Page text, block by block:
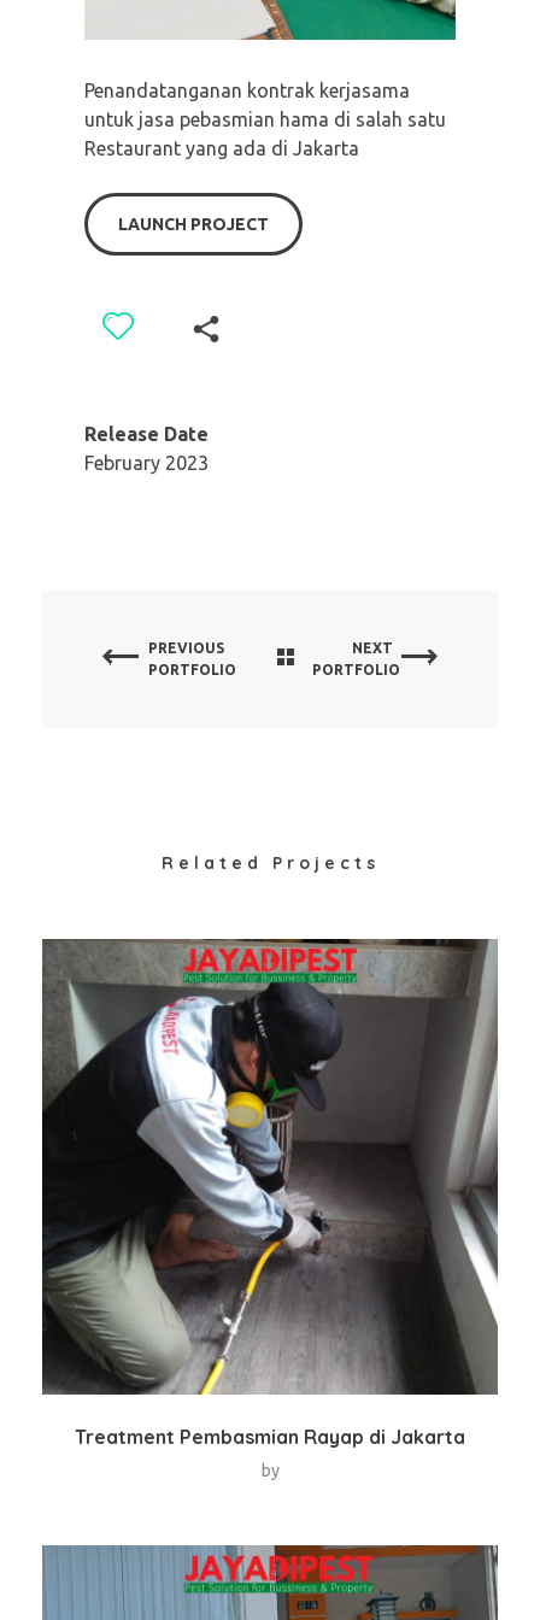
Penandatanganan kontrak kerjasama
untuk jasa pebasmian hama di salah satu
Restaurant yang ada di Jakarta
LAUNCH PROJECT
Release Date
February 2023
PREVIOUS
PORTFOLIO
NEXT
PORTFOLIO
Related Projects
Treatment Pembasmian Rayap di Jakarta
by